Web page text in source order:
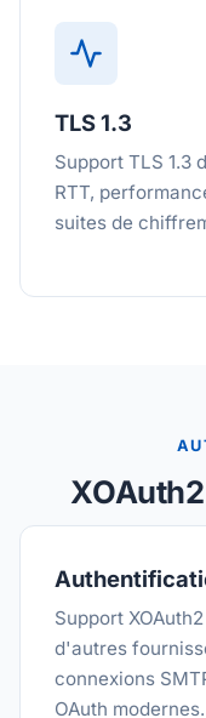
TLS 1.3
Support TLS 1.3
RTT,
suites de
Support
d'autres
connexions
OAuth modernes.